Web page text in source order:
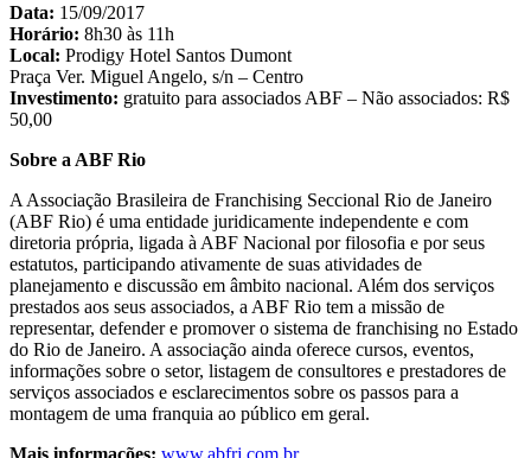
Data: 15/09/2017
Horário: 8h30 às 11h
Local: Prodigy Hotel Santos Dumont
Praça Ver. Miguel Angelo, s/n – Centro
Investimento: gratuito para associados ABF – Não associados: R$
50,00
Sobre a ABF Rio
A Associação Brasileira de Franchising Seccional Rio de Janeiro
(ABF Rio) é uma entidade juridicamente independente e com
diretoria própria, ligada à ABF Nacional por filosofia e por seus
estatutos, participando ativamente de suas atividades de
planejamento e discussão em âmbito nacional. Além dos serviços
prestados aos seus associados, a ABF Rio tem a missão de
representar, defender e promover o sistema de franchising no Estado
do Rio de Janeiro. A associação ainda oferece cursos, eventos,
informações sobre o setor, listagem de consultores e prestadores de
serviços associados e esclarecimentos sobre os passos para a
montagem de uma franquia ao público em geral.
Mais informações: www.abfrj.com.br